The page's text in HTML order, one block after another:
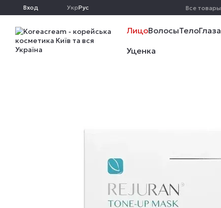
Перейти к основному контенту
Вход УкрРус Все товары
ЛицоВолосыТелоГлаза
Уценка